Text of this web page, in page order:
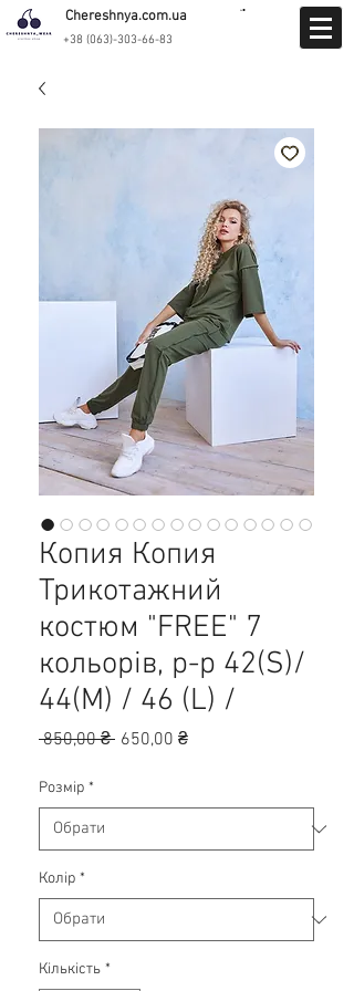
Chereshnya.com.ua
+38 (063)-303-66-83
Копия Копия
Трикотажний
костюм "FREE" 7
кольорів, р-р 42(S)/
44(M) / 46 (L) /
850,00 ₴ Звичайна
650,00 ₴За
Розмір *
Колір *
Кількість *